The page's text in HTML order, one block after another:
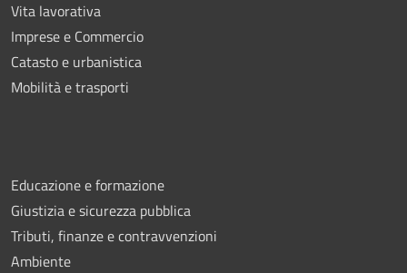
Vita lavorativa
Imprese e Commercio
Catasto e urbanistica
Mobilità e trasporti
Educazione e formazione
Giustizia e sicurezza pubblica
Tributi, finanze e contravvenzioni
Ambiente